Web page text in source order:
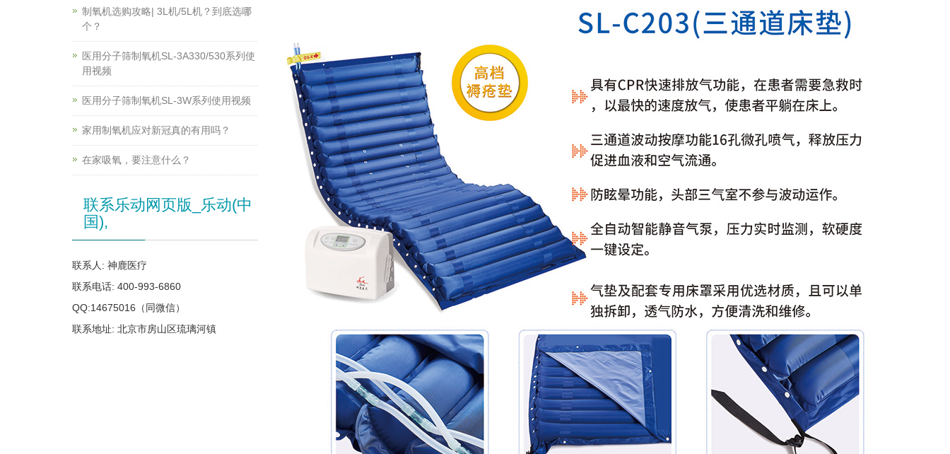
制氧机选购攻略| 3L机/5L机？到底选哪
个？
医用分子筛制氧机SL-3A330/530系列使
用视频
医用分子筛制氧机SL-3W系列使用视频
家用制氧机应对新冠真的有用吗？
在家吸氧，要注意什么？
联系乐动网页版_乐动(中
国),
联系人: 神鹿医疗
联系电话: 400-993-6860
QQ:14675016（同微信）
联系地址: 北京市房山区琉璃河镇